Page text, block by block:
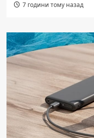
7 години тому назад